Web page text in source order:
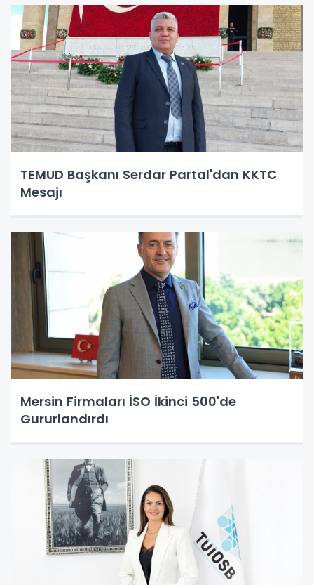
TEMUD Başkanı Serdar Partal'dan KKTC
Mesajı
Mersin Firmaları İSO İkinci 500'de
Gururlandırdı